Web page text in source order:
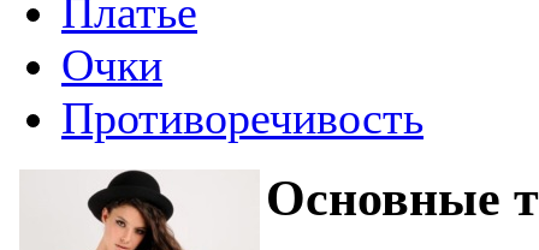
Платье
Очки
Противоречивость
Основные